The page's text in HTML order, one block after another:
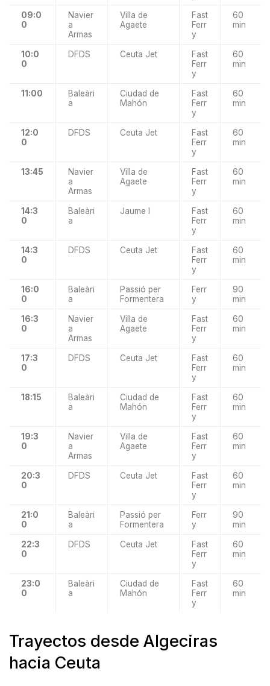
09:0
0
Navier
a
Armas
Villa de
Agaete
Fast
Ferr
y
60
min
10:0
0
DFDS Ceuta Jet
Fast
Ferr
y
60
min
11:00
Baleàri
a
Ciudad de
Mahón
Fast
Ferr
y
60
min
12:0
0
DFDS Ceuta Jet
Fast
Ferr
y
60
min
13:45
Navier
a
Armas
Villa de
Agaete
Fast
Ferr
y
60
min
14:3
0
Baleàri
a
Jaume I
Fast
Ferr
y
60
min
14:3
0
DFDS Ceuta Jet
Fast
Ferr
y
60
min
16:0
0
Baleàri
a
Passió per
Formentera
Ferr
y
90
min
16:3
0
Navier
a
Armas
Villa de
Agaete
Fast
Ferr
y
60
min
17:3
0
DFDS Ceuta Jet
Fast
Ferr
y
60
min
18:15
Baleàri
a
Ciudad de
Mahón
Fast
Ferr
y
60
min
19:3
0
Navier
a
Armas
Villa de
Agaete
Fast
Ferr
y
60
min
20:3
0
DFDS Ceuta Jet
Fast
Ferr
y
60
min
21:0
0
Baleàri
a
Passió per
Formentera
Ferr
y
90
min
22:3
0
DFDS Ceuta Jet
Fast
Ferr
y
60
min
23:0
0
Baleàri
a
Ciudad de
Mahón
Fast
Ferr
y
60
min
Trayectos desde Algeciras
hacia Ceuta